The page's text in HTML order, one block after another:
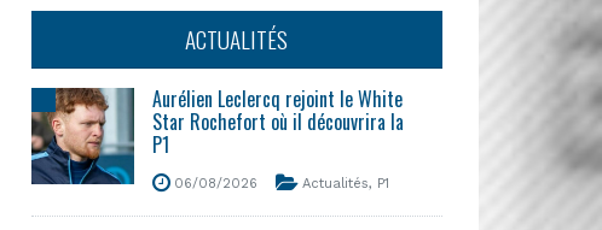
ACTUALITÉS
Aurélien Leclercq rejoint le White
Star Rochefort où il découvrira la
P1
06/08/2026 Actualités, P1